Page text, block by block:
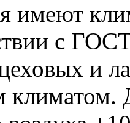
имеют
с
и
климатом.